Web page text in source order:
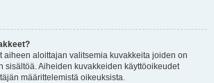
aiheen aloittajan valitsemia kuvakkeita joiden on
sisältöä. Aiheiden kuvakkeiden käyttöoikeudet
määrittelemistä oikeuksista.